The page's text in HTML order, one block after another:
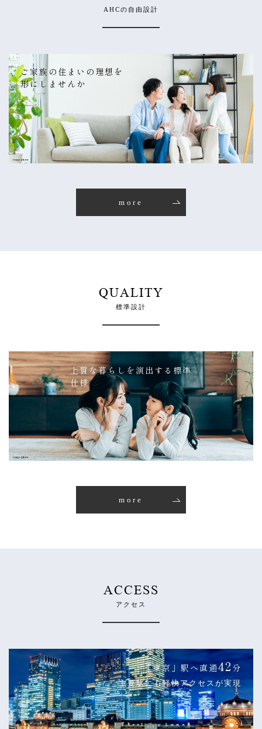
AHCの自由設計
ご家族の住まいの理想を
形にしませんか
more
QUALITY
標準設計
上質な暮らしを演出する標準
仕様
more
ACCESS
アクセス
「東京」駅へ直通42分
主要駅にも軽快アクセスが実現